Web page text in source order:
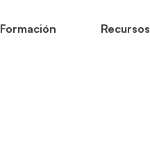
Formación Recursos